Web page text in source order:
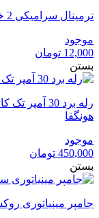
ترمینال سرامیکی 2 خانه 6 آمپر
موجود
12,000 تومان
بستن
هونگفا
موجود
450,000 تومان
بستن
جامپر مینیاتوری روکشدار 32